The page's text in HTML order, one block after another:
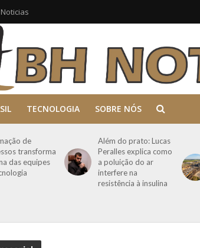
Noticias
TECNOLOGIA SOBRE NÓS
de
transforma
das equipes
Além do prato: Lucas
Peralles explica como
a poluição do ar
interfere na
resistência à insulina